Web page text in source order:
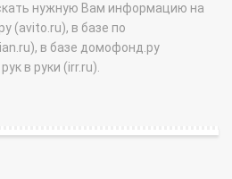
нужную Вам информацию на
(avito.ru), в базе по
в базе домофонд.ру
в руки (irr.ru).